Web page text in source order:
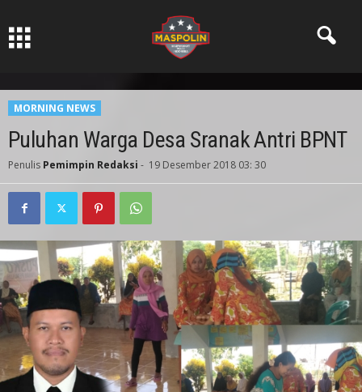
MORNING NEWS
Puluhan Warga Desa Sranak Antri BPNT
Penulis Pemimpin Redaksi - 19 Desember 2018 03: 30